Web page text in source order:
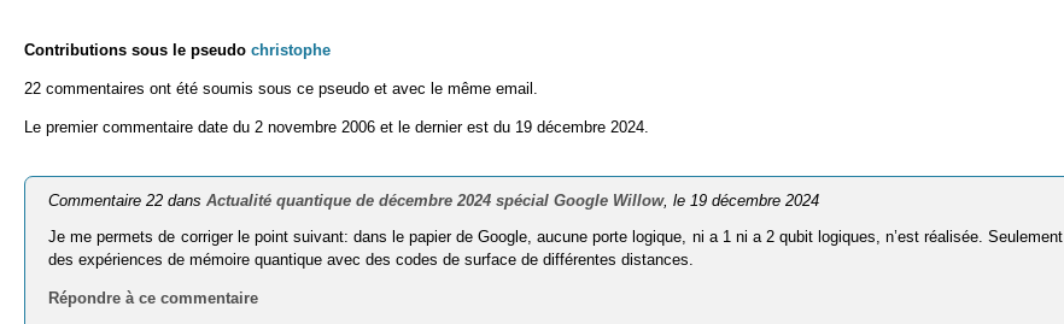
Contributions sous le pseudo christophe
22 commentaires ont été soumis sous ce pseudo et avec le même email.
Le premier commentaire date du 2 novembre 2006 et le dernier est du 19 décembre 2024.
Commentaire 22 dansActualité quantique de décembre 2024 spécial Google Willow, le 19 décembre 2024
Je me permets de corriger le point suivant: dans le papier de Google, aucune porte logique, ni a 1 ni a 2 qubit logiques, n’est réalisée. Seulement
des expériences de mémoire quantique avec des codes de surface de différentes distances.
Répondre à ce commentaire